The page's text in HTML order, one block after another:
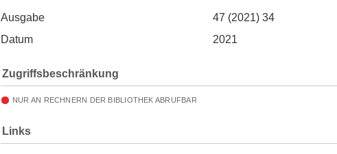
Ausgabe
47 (2021) 34
Datum
2021
Zugriffsbeschränkung
NUR AN RECHNERN DER BIBLIOTHEK ABRUFBAR
Links